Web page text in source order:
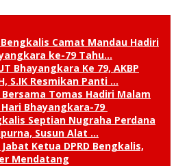
Camat Mandau Hadiri
ke-79 Tahu…
Bhayangkara Ke 79, AKBP
S.IK Resmikan Panti …
Tomas Hadiri Malam
Bhayangkara-79
Septian Nugraha Perdana
Susun Alat …
Ketua DPRD Bengkalis,
Mendatang